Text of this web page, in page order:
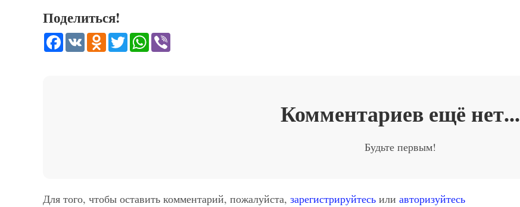
Поделиться!
Facebook
VK Odnoklassniki
TwitterWhatsApp
Комментариев ещё нет...
Будьте первым!
Для того, чтобы оставить комментарий, пожалуйста, зарегистрируйтесь или авторизуйтесь